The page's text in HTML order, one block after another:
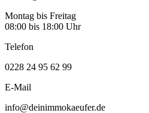
Montag bis Freitag
08:00 bis 18:00 Uhr
Telefon
0228 24 95 62 99
E-Mail
info@deinimmokaeufer.de